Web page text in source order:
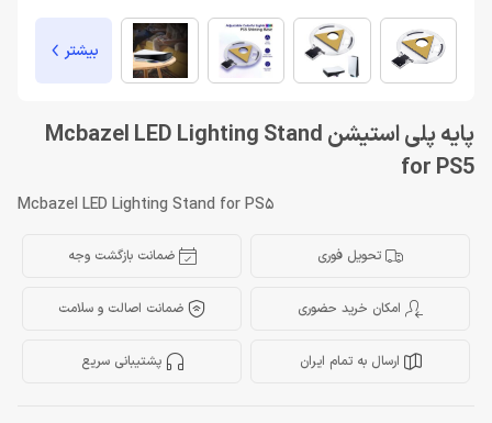
بیشتر
پایه پلی استیشن Mcbazel LED Lighting Stand
for PS5
Mcbazel LED Lighting Stand for PS5
تحویل فوری ضمانت بازگشت وجه
امکان خرید حضوری ضمانت اصالت و سلامت
ارسال به تمام ایران پشتیبانی سریع